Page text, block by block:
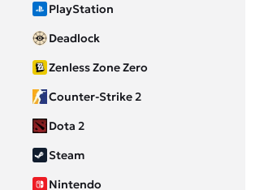
PlayStation
Deadlock
Zenless Zone Zero
Counter-Strike 2
Dota 2
Steam
Nintendo